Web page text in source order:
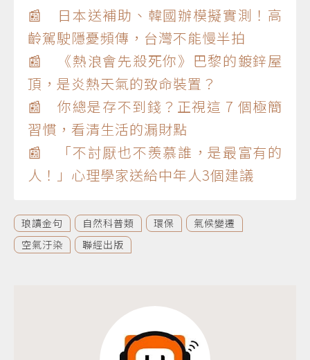
📰 日本送補助、韓國辦模擬實測！高
齡駕駛隱憂頻傳，台灣不能慢半拍
📰 《熱浪會先殺死你》巴黎的鍍鋅屋
頂，是炎熱天氣的致命裝置？
📰 你總是存不到錢？正視這 7 個極簡
習慣，看清生活的漏財點
📰 「不討厭也不羨慕誰，是最富有的
人！」心理學家送給中年人3個建議
琅讀金句 自然科普類 環保
氣候變遷
空氣汙染
聯經出版